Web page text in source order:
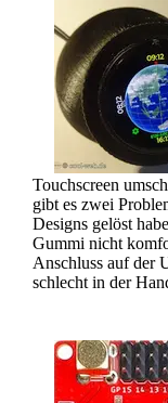
Touchscreen
gibt es zwei
Designs gelöst
Gummi nicht
Anschluss auf der
schlecht in der